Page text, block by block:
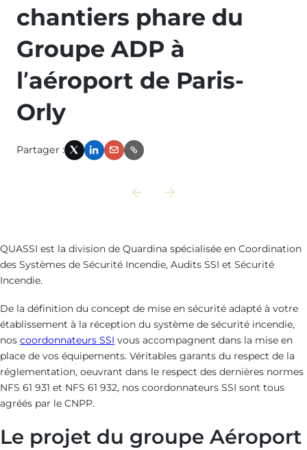
chantiers phare du
Groupe ADP à
l’aéroport de Paris-
Orly
Partager :
X LinkedIn
Email
Link
Découvrir
précédente
:
assistance-
technique-
provins
Découvrir
suivante
:
permeabilite-
air
QUASSI est la division de Quardina spécialisée en Coordination
des Systèmes de Sécurité Incendie, Audits SSI et Sécurité
Incendie.
De la définition du concept de mise en sécurité adapté à votre
établissement à la réception du système de sécurité incendie,
nos coordonnateurs SSI vous accompagnent dans la mise en
place de vos équipements. Véritables garants du respect de la
réglementation, oeuvrant dans le respect des dernières normes
NFS 61 931 et NFS 61 932, nos coordonnateurs SSI sont tous
agréés par le CNPP.
Le projet du groupe Aéroport